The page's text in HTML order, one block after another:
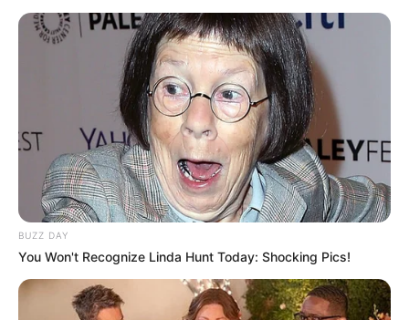
BUZZ DAY
You Won't Recognize Linda Hunt Today: Shocking Pics!